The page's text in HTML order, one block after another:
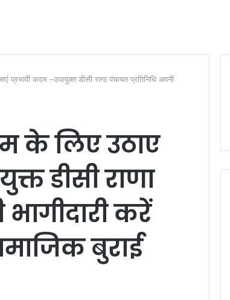
प्रभावी कदम –उपायुक्त डीसी राणा पंचायत प्रतिनिधि अपनी
के लिए उठाए
डीसी राणा
करें
बुराई